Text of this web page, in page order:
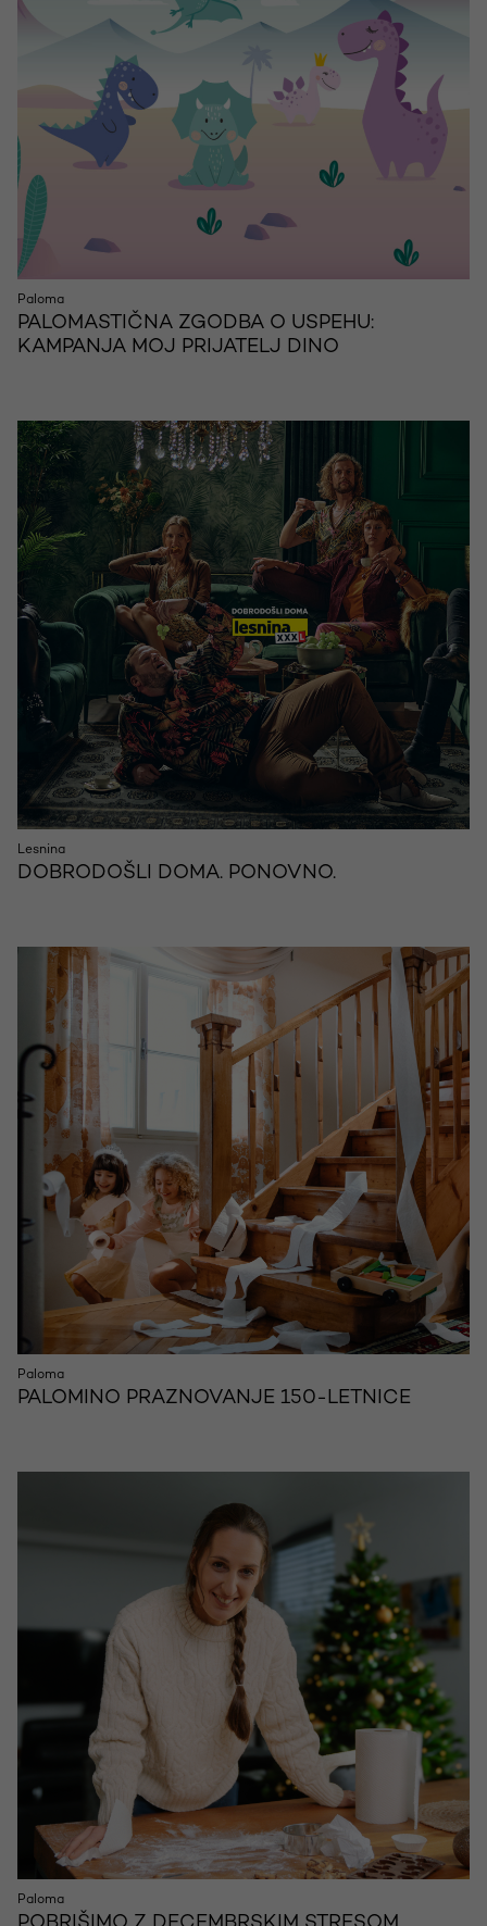
Paloma
PALOMASTIČNA ZGODBA O USPEHU:
KAMPANJA MOJ PRIJATELJ DINO
Lesnina
DOBRODOŠLI DOMA. PONOVNO.
Paloma
PALOMINO PRAZNOVANJE 150-LETNICE
Paloma